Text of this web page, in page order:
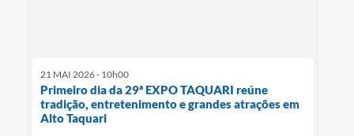
21 MAI 2026 - 10h00
Primeiro dia da 29ª EXPO TAQUARI reúne
tradição, entretenimento e grandes atrações em
Alto Taquari